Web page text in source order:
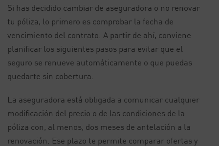
Si has decidido cambiar de aseguradora o no renovar
tu póliza, lo primero es comprobar la fecha de
vencimiento del contrato. A partir de ahí, conviene
planificar los siguientes pasos para evitar que el
seguro se renueve automáticamente o que puedas
quedarte sin cobertura.
La aseguradora está obligada a comunicar cualquier
modificación del precio o de las condiciones de la
póliza con, al menos, dos meses de antelación a la
renovación. Ese plazo te permite comparar ofertas y